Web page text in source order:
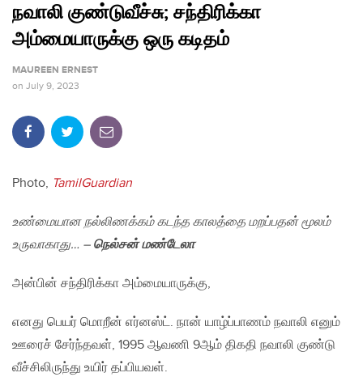
நவாலி குண்டுவீச்சு; சந்திரிக்கா
அம்மையாருக்கு ஒரு கடிதம்
MAUREEN ERNEST
on July 9, 2023
Photo, TamilGuardian
உண்மையான நல்லிணக்கம் கடந்த காலத்தை மறப்பதன் மூலம்
உருவாகாது… – நெல்சன் மண்டேலா
அன்பின் சந்திரிக்கா அம்மையாருக்கு,
எனது பெயர் மொறீன் எர்னஸ்ட். நான் யாழ்ப்பாணம் நவாலி எனும்
ஊரைச் சேர்ந்தவள், 1995 ஆவணி 9ஆம் திகதி நவாலி குண்டு
வீச்சிலிருந்து உயிர் தப்பியவள்.